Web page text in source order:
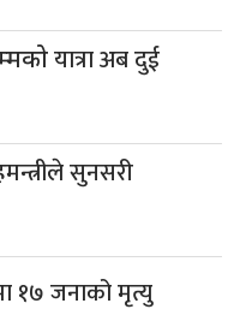
यात्रा अब दुई
सुनसरी
१७ जनाको मृत्यु